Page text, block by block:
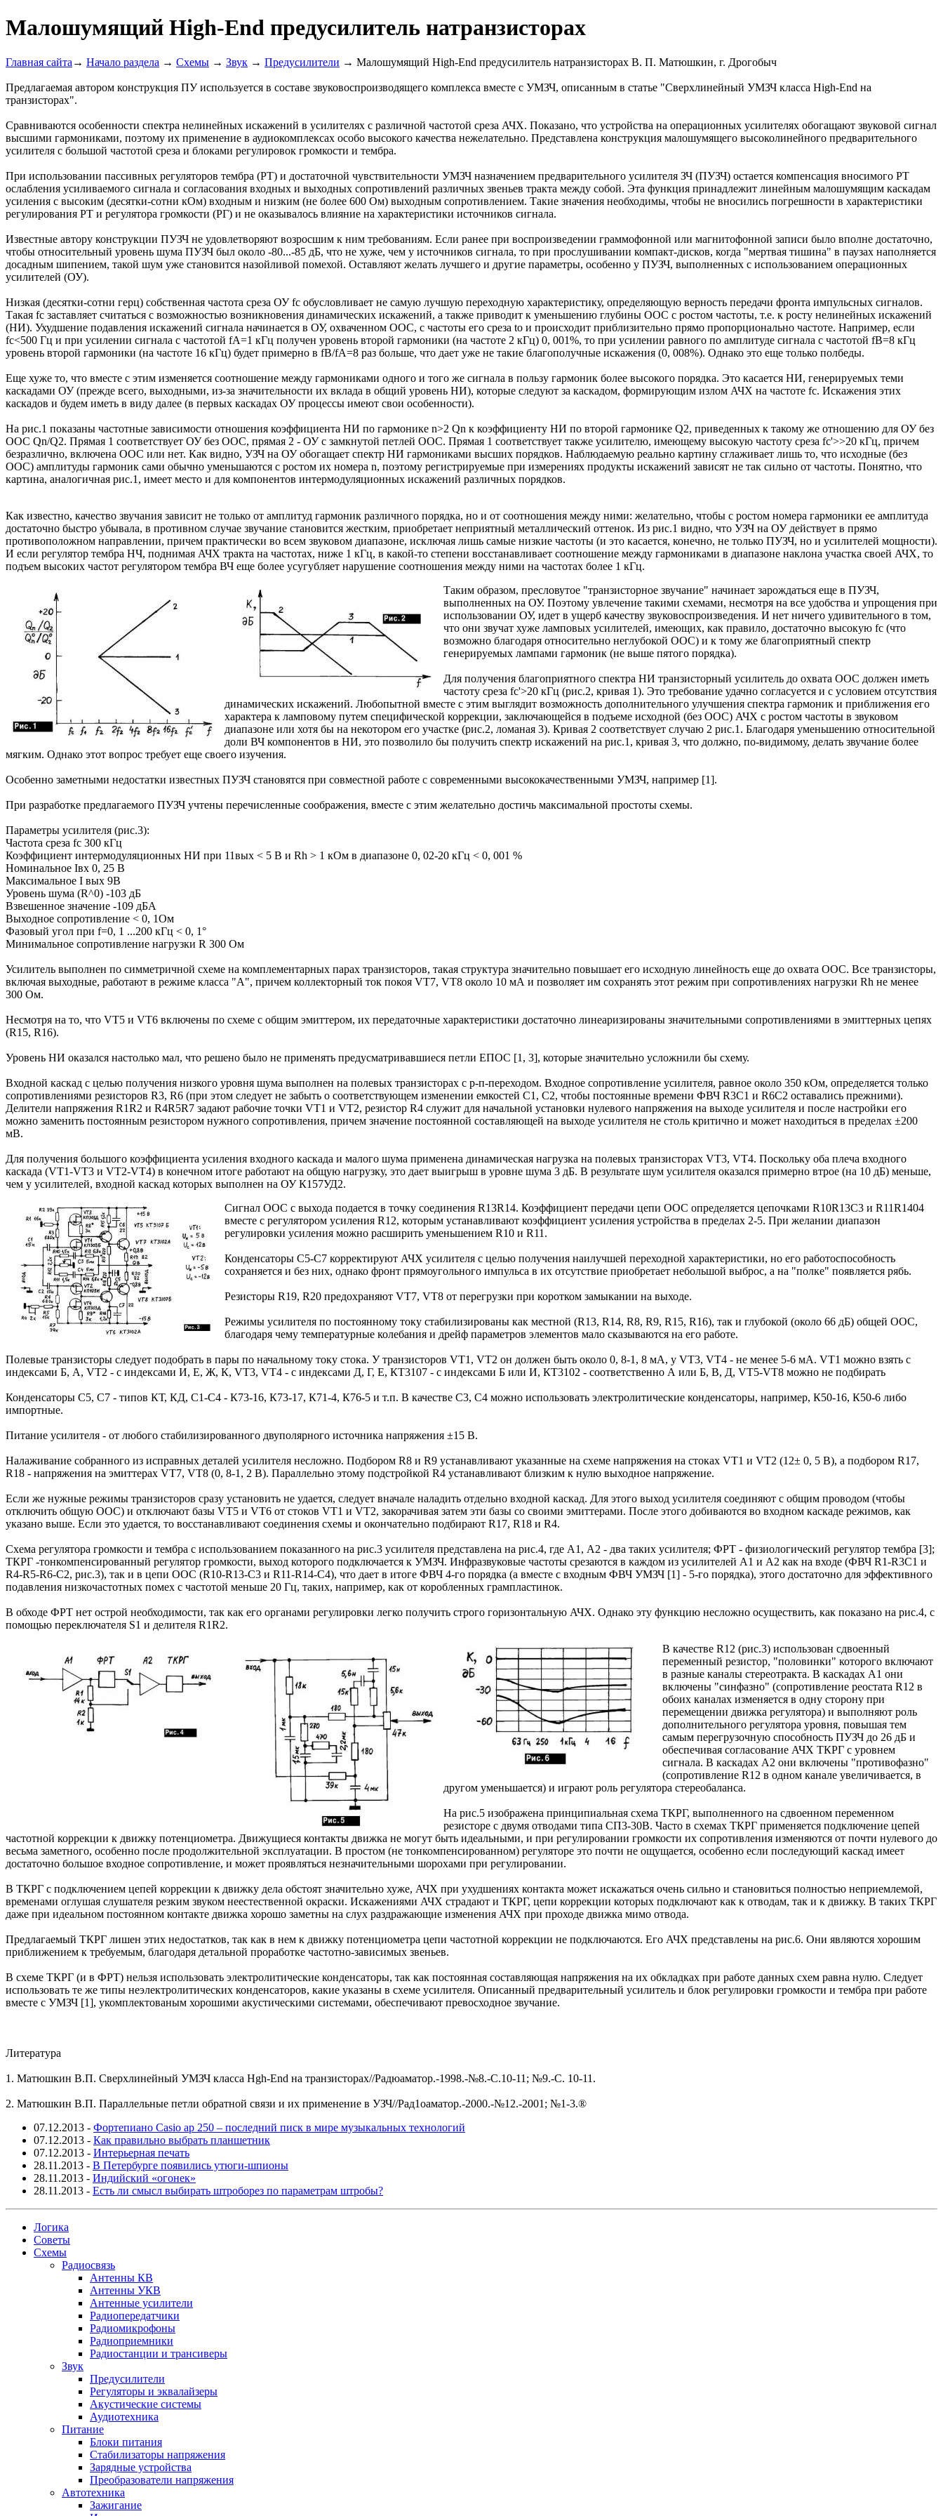
Малошумящий High-End предусилитель натранзисторах
Главная сайта → Начало раздела → Схемы → Звук → Предусилители → Малошумящий High-End предусилитель натранзисторах В. П. Матюшкин, г. Дрогобыч
Предлагаемая автором конструкция ПУ используется в составе звуковоспроизводящего комплекса вместе с УМЗЧ, описанным в статье "Сверхлинейный УМЗЧ класса High-End на
транзисторах".
Сравниваются особенности спектра нелинейных искажений в усилителях с различной частотой среза АЧХ. Показано, что устройства на операционных усилителях обогащают звуковой сигнал
высшими гармониками, поэтому их применение в аудиокомплексах особо высокого качества нежелательно. Представлена конструкция малошумящего высоколинейного предварительного
усилителя с большой частотой среза и блоками регулировок громкости и тембра.
При использовании пассивных регуляторов тембра (РТ) и достаточной чувствительности УМЗЧ назначением предварительного усилителя ЗЧ (ПУЗЧ) остается компенсация вносимого РТ
ослабления усиливаемого сигнала и согласования входных и выходных сопротивлений различных звеньев тракта между собой. Эта функция принадлежит линейным малошумящим каскадам
усиления с высоким (десятки-сотни кОм) входным и низким (не более 600 Ом) выходным сопротивлением. Такие значения необходимы, чтобы не вносились погрешности в характеристики
регулирования РТ и регулятора громкости (РГ) и не оказывалось влияние на характеристики источников сигнала.
Известные автору конструкции ПУЗЧ не удовлетворяют возросшим к ним требованиям. Если ранее при воспроизведении граммофонной или магнитофонной записи было вполне достаточно,
чтобы относительный уровень шума ПУЗЧ был около -80...-85 дБ, что не хуже, чем у источников сигнала, то при прослушивании компакт-дисков, когда "мертвая тишина" в паузах наполняется
досадным шипением, такой шум уже становится назойливой помехой. Оставляют желать лучшего и другие параметры, особенно у ПУЗЧ, выполненных с использованием операционных
усилителей (ОУ).
Низкая (десятки-сотни герц) собственная частота среза ОУ fc обусловливает не самую лучшую переходную характеристику, определяющую верность передачи фронта импульсных сигналов.
Такая fc заставляет считаться с возможностью возникновения динамических искажений, а также приводит к уменьшению глубины ООС с ростом частоты, т.е. к росту нелинейных искажений
(НИ). Ухудшение подавления искажений сигнала начинается в ОУ, охваченном ООС, с частоты его среза to и происходит приблизительно прямо пропорционально частоте. Например, если
fc<500 Гц и при усилении сигнала с частотой fA=1 кГц получен уровень второй гармоники (на частоте 2 кГц) 0, 001%, то при усилении равного по амплитуде сигнала с частотой fB=8 кГц
уровень второй гармоники (на частоте 16 кГц) будет примерно в fB/fA=8 раз больше, что дает уже не такие благополучные искажения (0, 008%). Однако это еще только полбеды.
Еще хуже то, что вместе с этим изменяется соотношение между гармониками одного и того же сигнала в пользу гармоник более высокого порядка. Это касается НИ, генерируемых теми
каскадами ОУ (прежде всего, выходными, из-за значительности их вклада в общий уровень НИ), которые следуют за каскадом, формирующим излом АЧХ на частоте fc. Искажения этих
каскадов и будем иметь в виду далее (в первых каскадах ОУ процессы имеют свои особенности).
На рис.1 показаны частотные зависимости отношения коэффициента НИ по гармонике n>2 Qn к коэффициенту НИ по второй гармонике Q2, приведенных к такому же отношению для ОУ без
ООС Qn/Q2. Прямая 1 соответствует ОУ без ООС, прямая 2 - ОУ с замкнутой петлей ООС. Прямая 1 соответствует также усилителю, имеющему высокую частоту среза fc'>>20 кГц, причем
безразлично, включена ООС или нет. Как видно, УЗЧ на ОУ обогащает спектр НИ гармониками высших порядков. Наблюдаемую реально картину сглаживает лишь то, что исходные (без
ООС) амплитуды гармоник сами обычно уменьшаются с ростом их номера n, поэтому регистрируемые при измерениях продукты искажений зависят не так сильно от частоты. Понятно, что
картина, аналогичная рис.1, имеет место и для компонентов интермодуляционных искажений различных порядков.
Как известно, качество звучания зависит не только от амплитуд гармоник различного порядка, но и от соотношения между ними: желательно, чтобы с ростом номера гармоники ее амплитуда
достаточно быстро убывала, в противном случае звучание становится жестким, приобретает неприятный металлический оттенок. Из рис.1 видно, что УЗЧ на ОУ действует в прямо
противоположном направлении, причем практически во всем звуковом диапазоне, исключая лишь самые низкие частоты (и это касается, конечно, не только ПУЗЧ, но и усилителей мощности).
И если регулятор тембра НЧ, поднимая АЧХ тракта на частотах, ниже 1 кГц, в какой-то степени восстанавливает соотношение между гармониками в диапазоне наклона участка своей АЧХ, то
подъем высоких частот регулятором тембра ВЧ еще более усугубляет нарушение соотношения между ними на частотах более 1 кГц.
Таким образом, пресловутое "транзисторное звучание" начинает зарождаться еще в ПУЗЧ,
выполненных на ОУ. Поэтому увлечение такими схемами, несмотря на все удобства и упрощения при
использовании ОУ, идет в ущерб качеству звуковоспроизведения. И нет ничего удивительного в том,
что они звучат хуже ламповых усилителей, имеющих, как правило, достаточно высокую fc (что
возможно благодаря относительно неглубокой ООС) и к тому же благоприятный спектр
генерируемых лампами гармоник (не выше пятого порядка).
Для получения благоприятного спектра НИ транзисторный усилитель до охвата ООС должен иметь
частоту среза fc'>20 кГц (рис.2, кривая 1). Это требование удачно согласуется и с условием отсутствия
динамических искажений. Любопытной вместе с этим выглядит возможность дополнительного улучшения спектра гармоник и приближения его
характера к ламповому путем специфической коррекции, заключающейся в подъеме исходной (без ООС) АЧХ с ростом частоты в звуковом
диапазоне или хотя бы на некотором его участке (рис.2, ломаная 3). Кривая 2 соответствует случаю 2 рис.1. Благодаря уменьшению относительной
доли ВЧ компонентов в НИ, это позволило бы получить спектр искажений на рис.1, кривая 3, что должно, по-видимому, делать звучание более
мягким. Однако этот вопрос требует еще своего изучения.
Особенно заметными недостатки известных ПУЗЧ становятся при совместной работе с современными высококачественными УМЗЧ, например [1].
При разработке предлагаемого ПУЗЧ учтены перечисленные соображения, вместе с этим желательно достичь максимальной простоты схемы.
Параметры усилителя (рис.3):
Частота среза fc 300 кГц
Коэффициент интермодуляционных НИ при 11вых < 5 В и Rh > 1 кОм в диапазоне 0, 02-20 кГц < 0, 001 %
Номинальное Iвх 0, 25 В
Максимальное I вых 9В
Уровень шума (R^0) -103 дБ
Взвешенное значение -109 дБА
Выходное сопротивление < 0, 1Ом
Фазовый угол при f=0, 1 ...200 кГц < 0, 1°
Минимальное сопротивление нагрузки R 300 Ом
Усилитель выполнен по симметричной схеме на комплементарных парах транзисторов, такая структура значительно повышает его исходную линейность еще до охвата ООС. Все транзисторы,
включая выходные, работают в режиме класса "А", причем коллекторный ток покоя VT7, VT8 около 10 мА и позволяет им сохранять этот режим при сопротивлениях нагрузки Rh не менее
300 Ом.
Несмотря на то, что VT5 и VT6 включены по схеме с общим эмиттером, их передаточные характеристики достаточно линеаризированы значительными сопротивлениями в эмиттерных цепях
(R15, R16).
Уровень НИ оказался настолько мал, что решено было не применять предусматривавшиеся петли ЕПОС [1, 3], которые значительно усложнили бы схему.
Входной каскад с целью получения низкого уровня шума выполнен на полевых транзисторах с р-п-переходом. Входное сопротивление усилителя, равное около 350 кОм, определяется только
сопротивлениями резисторов R3, R6 (при этом следует не забыть о соответствующем изменении емкостей С1, С2, чтобы постоянные времени ФВЧ R3C1 и R6C2 оставались прежними).
Делители напряжения R1R2 и R4R5R7 задают рабочие точки VT1 и VT2, резистор R4 служит для начальной установки нулевого напряжения на выходе усилителя и после настройки его
можно заменить постоянным резистором нужного сопротивления, причем значение постоянной составляющей на выходе усилителя не столь критично и может находиться в пределах ±200
мВ.
Для получения большого коэффициента усиления входного каскада и малого шума применена динамическая нагрузка на полевых транзисторах VT3, VT4. Поскольку оба плеча входного
каскада (VT1-VT3 и VT2-VT4) в конечном итоге работают на общую нагрузку, это дает выигрыш в уровне шума 3 дБ. В результате шум усилителя оказался примерно втрое (на 10 дБ) меньше,
чем у усилителей, входной каскад которых выполнен на ОУ К157УД2.
Сигнал ООС с выхода подается в точку соединения R13R14. Коэффициент передачи цепи ООС определяется цепочками R10R13C3 и R11R1404
вместе с регулятором усиления R12, которым устанавливают коэффициент усиления устройства в пределах 2-5. При желании диапазон
регулировки усиления можно расширить уменьшением R10 и R11.
Конденсаторы С5-С7 корректируют АЧХ усилителя с целью получения наилучшей переходной характеристики, но его работоспособность
сохраняется и без них, однако фронт прямоугольного импульса в их отсутствие приобретает небольшой выброс, а на "полке" появляется рябь.
Резисторы R19, R20 предохраняют VT7, VT8 от перегрузки при коротком замыкании на выходе.
Режимы усилителя по постоянному току стабилизированы как местной (R13, R14, R8, R9, R15, R16), так и глубокой (около 66 дБ) общей ООС,
благодаря чему температурные колебания и дрейф параметров элементов мало сказываются на его работе.
Полевые транзисторы следует подобрать в пары по начальному току стока. У транзисторов VT1, VT2 он должен быть около 0, 8-1, 8 мА, у VT3, VT4 - не менее 5-6 мА. VT1 можно взять с
индексами Б, А, VT2 - с индексами И, Е, Ж, К, VT3, VT4 - с индексами Д, Г, Е, КТ3107 - с индексами Б или И, КТ3102 - соответственно А или Б, В, Д, VT5-VT8 можно не подбирать
Конденсаторы С5, С7 - типов КТ, КД, С1-С4 - К73-16, К73-17, К71-4, К76-5 и т.п. В качестве С3, С4 можно использовать электролитические конденсаторы, например, К50-16, К50-6 либо
импортные.
Питание усилителя - от любого стабилизированного двуполярного источника напряжения ±15 В.
Налаживание собранного из исправных деталей усилителя несложно. Подбором R8 и R9 устанавливают указанные на схеме напряжения на стоках VT1 и VT2 (12± 0, 5 В), а подбором R17,
R18 - напряжения на эмиттерах VT7, VT8 (0, 8-1, 2 В). Параллельно этому подстройкой R4 устанавливают близким к нулю выходное напряжение.
Если же нужные режимы транзисторов сразу установить не удается, следует вначале наладить отдельно входной каскад. Для этого выход усилителя соединяют с общим проводом (чтобы
отключить общую ООС) и отключают базы VT5 и VT6 от стоков VT1 и VT2, закорачивая затем эти базы со своими эмиттерами. После этого добиваются во входном каскаде режимов, как
указано выше. Если это удается, то восстанавливают соединения схемы и окончательно подбирают R17, R18 и R4.
Схема регулятора громкости и тембра с использованием показанного на рис.3 усилителя представлена на рис.4, где А1, А2 - два таких усилителя; ФРТ - физиологический регулятор тембра [3];
ТКРГ -тонкомпенсированный регулятор громкости, выход которого подключается к УМЗЧ. Инфразвуковые частоты срезаются в каждом из усилителей А1 и А2 как на входе (ФВЧ R1-R3C1 и
R4-R5-R6-C2, рис.3), так и в цепи ООС (R10-R13-C3 и R11-R14-C4), что дает в итоге ФВЧ 4-го порядка (а вместе с входным ФВЧ УМЗЧ [1] - 5-го порядка), этого достаточно для эффективного
подавления низкочастотных помех с частотой меньше 20 Гц, таких, например, как от коробленных грампластинок.
В обходе ФРТ нет острой необходимости, так как его органами регулировки легко получить строго горизонтальную АЧХ. Однако эту функцию несложно осуществить, как показано на рис.4, с
помощью переключателя S1 и делителя R1R2.
В качестве R12 (рис.3) использован сдвоенный
переменный резистор, "половинки" которого включают
в разные каналы стереотракта. В каскадах А1 они
включены "синфазно" (сопротивление реостата R12 в
обоих каналах изменяется в одну сторону при
перемещении движка регулятора) и выполняют роль
дополнительного регулятора уровня, повышая тем
самым перегрузочную способность ПУЗЧ до 26 дБ и
обеспечивая согласование АЧХ ТКРГ с уровнем
сигнала. В каскадах А2 они включены "противофазно"
(сопротивление R12 в одном канале увеличивается, в
другом уменьшается) и играют роль регулятора стереобаланса.
На рис.5 изображена принципиальная схема ТКРГ, выполненного на сдвоенном переменном
резисторе с двумя отводами типа СП3-30В. Часто в схемах ТКРГ применяется подключение цепей
частотной коррекции к движку потенциометра. Движущиеся контакты движка не могут быть идеальными, и при регулировании громкости их сопротивления изменяются от почти нулевого до
весьма заметного, особенно после продолжительной эксплуатации. В простом (не тонкомпенсированном) регуляторе это почти не ощущается, особенно если последующий каскад имеет
достаточно большое входное сопротивление, и может проявляться незначительными шорохами при регулировании.
В ТКРГ с подключением цепей коррекции к движку дела обстоят значительно хуже, АЧХ при ухудшениях контакта может искажаться очень сильно и становиться полностью неприемлемой,
временами оглушая слушателя резким звуком неестественной окраски. Искажениями АЧХ страдают и ТКРГ, цепи коррекции которых подключают как к отводам, так и к движку. В таких ТКРГ
даже при идеальном постоянном контакте движка хорошо заметны на слух раздражающие изменения АЧХ при проходе движка мимо отвода.
Предлагаемый ТКРГ лишен этих недостатков, так как в нем к движку потенциометра цепи частотной коррекции не подключаются. Его АЧХ представлены на рис.6. Они являются хорошим
приближением к требуемым, благодаря детальной проработке частотно-зависимых звеньев.
В схеме ТКРГ (и в ФРТ) нельзя использовать электролитические конденсаторы, так как постоянная составляющая напряжения на их обкладках при работе данных схем равна нулю. Следует
использовать те же типы неэлектролитических конденсаторов, какие указаны в схеме усилителя. Описанный предварительный усилитель и блок регулировки громкости и тембра при работе
вместе с УМЗЧ [1], укомплектованым хорошими акустическими системами, обеспечивают превосходное звучание.
Литература
1. Матюшкин В.П. Сверхлинейный УМЗЧ класса Hgh-End на транзисторах//Радюаматор.-1998.-№8.-С.10-11; №9.-С. 10-11.
2. Матюшкин В.П. Параллельные петли обратной связи и их применение в УЗЧ//Рад1оаматор.-2000.-№12.-2001; №1-3.®
07.12.2013 - Фортепиано Casio ap 250 – последний писк в мире музыкальных технологий
07.12.2013 - Как правильно выбрать планшетник
07.12.2013 - Интерьерная печать
28.11.2013 - В Петербурге появились утюги-шпионы
28.11.2013 - Индийский «огонек»
28.11.2013 - Есть ли смысл выбирать штроборез по параметрам штробы?
Логика
Советы
Схемы
Радиосвязь
Антенны КВ
Антенны УКВ
Антенные усилители
Радиопередатчики
Радиомикрофоны
Радиоприемники
Радиостанции и трансиверы
Звук
Предусилители
Регуляторы и эквалайзеры
Акустические системы
Аудиотехника
Питание
Блоки питания
Стабилизаторы напряжения
Зарядные устройства
Преобразователи напряжения
Автотехника
Зажигание